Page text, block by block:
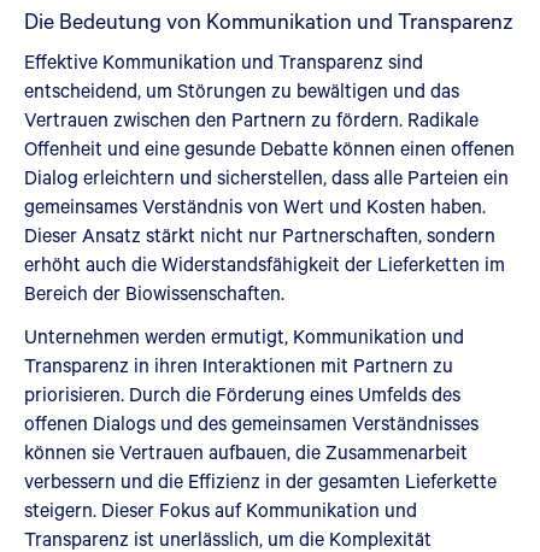
Die Bedeutung von Kommunikation und Transparenz
Effektive Kommunikation und Transparenz sind
entscheidend, um Störungen zu bewältigen und das
Vertrauen zwischen den Partnern zu fördern. Radikale
Offenheit und eine gesunde Debatte können einen offenen
Dialog erleichtern und sicherstellen, dass alle Parteien ein
gemeinsames Verständnis von Wert und Kosten haben.
Dieser Ansatz stärkt nicht nur Partnerschaften, sondern
erhöht auch die Widerstandsfähigkeit der Lieferketten im
Bereich der Biowissenschaften.
Unternehmen werden ermutigt, Kommunikation und
Transparenz in ihren Interaktionen mit Partnern zu
priorisieren. Durch die Förderung eines Umfelds des
offenen Dialogs und des gemeinsamen Verständnisses
können sie Vertrauen aufbauen, die Zusammenarbeit
verbessern und die Effizienz in der gesamten Lieferkette
steigern. Dieser Fokus auf Kommunikation und
Transparenz ist unerlässlich, um die Komplexität